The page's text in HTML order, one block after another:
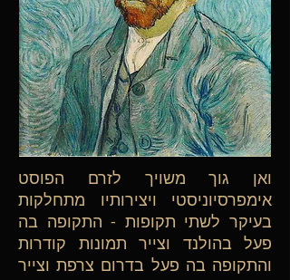
ואן גוך משויך לזרם הפוסט
אימפרסיוניסטי ויצירותיו מתחלקות
בעיקר לשתי תקופות - התקופה בה
פעל בהולנד וצייר תמונות קודרות
והתקופה בה פעל בדרום צרפת וצייר